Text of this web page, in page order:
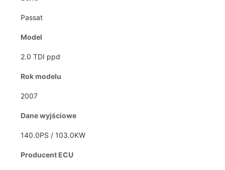
Passat
Model
2.0 TDI ppd
Rok modelu
2007
Dane wyjściowe
140.0PS / 103.0KW
Producent ECU